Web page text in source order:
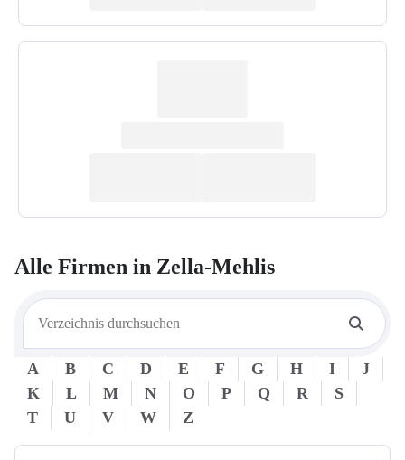
Alle Firmen in Zella-Mehlis
A B C D E F G H I
J
K
L M N O P Q R
S
T
U V W Z